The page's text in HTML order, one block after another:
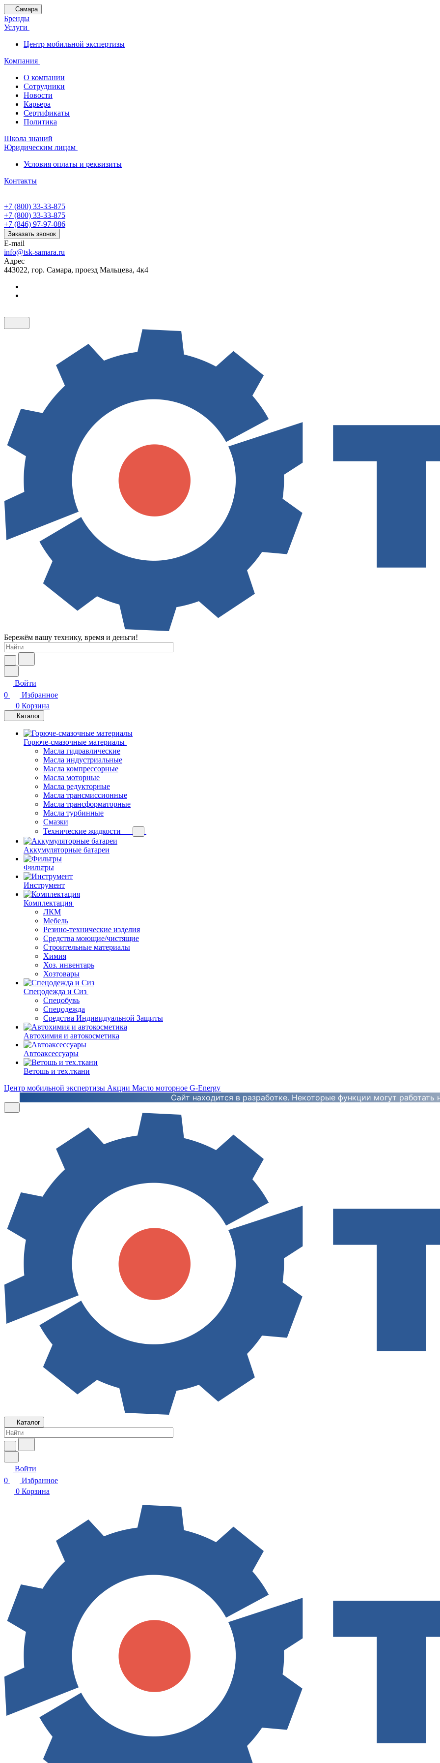
Самара
Бренды
Услуги
Центр мобильной экспертизы
Компания
О компании
Сотрудники
Новости
Карьера
Сертификаты
Политика
Школа знаний
Юридическим лицам
Условия оплаты и реквизиты
Контакты
+7 (800) 33-33-875
+7 (800) 33-33-875
+7 (846) 97-97-086
Заказать звонок
E-mail
info@tsk-samara.ru
Адрес
443022, гор. Самара, проезд Мальцева, 4к4
Бережём вашу технику, время и деньги!
Войти
0
Избранное
0 Корзина
Каталог
Горюче-смазочные материалы
Масла гидравлические
Масла индустриальные
Масла компрессорные
Масла моторные
Масла редукторные
Масла трансмиссионные
Масла трансформаторные
Масла турбинные
Смазки
Технические жидкости
Аккумуляторные батареи
Фильтры
Инструмент
Комплектация
ЛКМ
Мебель
Резино-технические изделия
Средства моющие/чистящие
Строительные материалы
Химия
Хоз. инвентарь
Хозтовары
Спецодежда и Сиз
Спецобувь
Спецодежда
Средства Индивидуальной Защиты
Автохимия и автокосметика
Автоаксессуары
Ветошь и тех.ткани
Центр мобильной экспертизы Акции Масло моторное G-Energy
Сайт находится в разработке. Некоторые функции могут работать
Каталог
Войти
0
Избранное
0 Корзина